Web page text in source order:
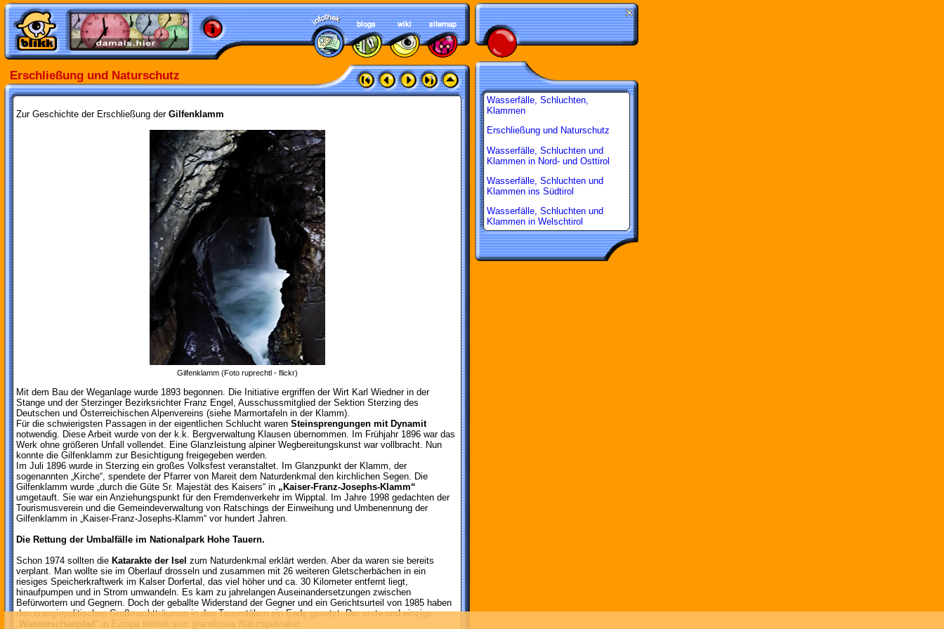
Erschließung und Naturschutz
Zur Geschichte der Erschließung der Gilfenklamm
Gilfenklamm (Foto ruprechtl - flickr)
Mit dem Bau der Weganlage wurde 1893 begonnen. Die Initiative ergriffen der Wirt Karl Wiedner in der
Stange und der Sterzinger Bezirksrichter Franz Engel, Ausschussmitglied der Sektion Sterzing des
Deutschen und Österreichischen Alpenvereins (siehe Marmortafeln in der Klamm).
Für die schwierigsten Passagen in der eigentlichen Schlucht waren Steinsprengungen mit Dynamit
notwendig. Diese Arbeit wurde von der k.k. Bergverwaltung Klausen übernommen. Im Frühjahr 1896 war das
Werk ohne größeren Unfall vollendet. Eine Glanzleistung alpiner Wegbereitungskunst war vollbracht. Nun
konnte die Gilfenklamm zur Besichtigung freigegeben werden.
Im Juli 1896 wurde in Sterzing ein großes Volksfest veranstaltet. Im Glanzpunkt der Klamm, der
sogenannten „Kirche“, spendete der Pfarrer von Mareit dem Naturdenkmal den kirchlichen Segen. Die
Gilfenklamm wurde „durch die Güte Sr. Majestät des Kaisers“ in „Kaiser-Franz-Josephs-Klamm“
umgetauft. Sie war ein Anziehungspunkt für den Fremdenverkehr im Wipptal. Im Jahre 1998 gedachten der
Tourismusverein und die Gemeindeverwaltung von Ratschings der Einweihung und Umbenennung der
Gilfenklamm in „Kaiser-Franz-Josephs-Klamm“ vor hundert Jahren.
Die Rettung der Umbalfälle im Nationalpark Hohe Tauern.
Schon 1974 sollten die Katarakte der Isel zum Naturdenkmal erklärt werden. Aber da waren sie bereits
verplant. Man wollte sie im Oberlauf drosseln und zusammen mit 26 weiteren Gletscherbächen in ein
riesiges Speicherkraftwerk im Kalser Dorfertal, das viel höher und ca. 30 Kilometer entfernt liegt,
hinaufpumpen und in Strom umwandeln. Es kam zu jahrelangen Auseinandersetzungen zwischen
Befürwortern und Gegnern. Doch der geballte Widerstand der Gegner und ein Gerichtsurteil von 1985 haben
den energiepolitischen Großmachtträumen in den Tauerntälern ein Ende gesetzt. Der erste und einzige
Wasserschaupfad “ in Europa behielt sein grandioses Naturspektakel.
Wasserfälle, Schluchten,
Klammen
Erschließung und Naturschutz
Wasserfälle, Schluchten und
Klammen in Nord- und Osttirol
Wasserfälle, Schluchten und
Klammen ins Südtirol
Wasserfälle, Schluchten und
Klammen in Welschtirol